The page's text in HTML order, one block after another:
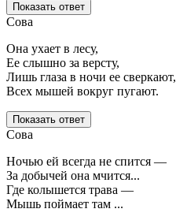
Показать ответ
Сова
Она ухает в лесу,
Ее слышно за версту,
Лишь глаза в ночи ее сверкают,
Всех мышей вокруг пугают.
Показать ответ
Сова
Ночью ей всегда не спится —
За добычей она мчится...
Где колышется трава —
Мышь поймает там ...